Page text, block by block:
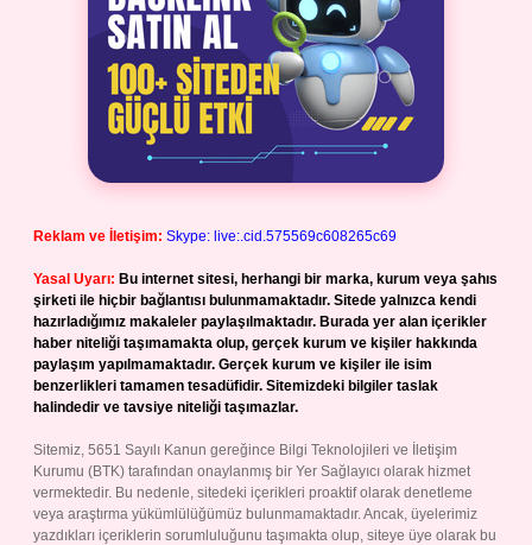
Reklam ve İletişim: Skype: live:.cid.575569c608265c69
Yasal Uyarı: Bu internet sitesi, herhangi bir marka, kurum veya şahıs
şirketi ile hiçbir bağlantısı bulunmamaktadır. Sitede yalnızca kendi
hazırladığımız makaleler paylaşılmaktadır. Burada yer alan içerikler
haber niteliği taşımamakta olup, gerçek kurum ve kişiler hakkında
paylaşım yapılmamaktadır. Gerçek kurum ve kişiler ile isim
benzerlikleri tamamen tesadüfidir. Sitemizdeki bilgiler taslak
halindedir ve tavsiye niteliği taşımazlar.
Sitemiz, 5651 Sayılı Kanun gereğince Bilgi Teknolojileri ve İletişim
Kurumu (BTK) tarafından onaylanmış bir Yer Sağlayıcı olarak hizmet
vermektedir. Bu nedenle, sitedeki içerikleri proaktif olarak denetleme
veya araştırma yükümlülüğümüz bulunmamaktadır. Ancak, üyelerimiz
yazdıkları içeriklerin sorumluluğunu taşımakta olup, siteye üye olarak bu